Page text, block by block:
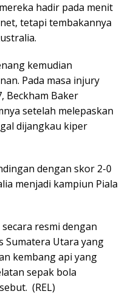
hadir pada menit
tetapi tembakannya
kemudian
Pada masa injury
Beckham Baker
setelah melepaskan
dijangkau kiper
dengan skor 2-0
menjadi kampiun Piala
resmi dengan
Sumatera Utara yang
kembang api yang
sepak bola
(REL)